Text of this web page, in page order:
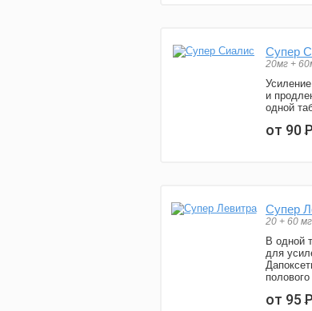
Супер
20мг +
и
одной
от 90Р
Супер
20 + 60 мг
В одной
для
полового
от 95Р